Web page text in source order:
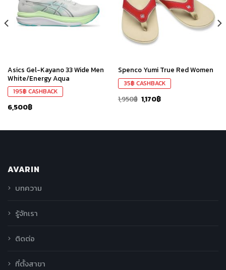
สินค้า
ที่ชอบ
Asics Gel-Kayano 33 Wide Men
White/Energy Aqua
195฿ CASHBACK
6,500฿
สินค้า
ที่ชอบ
Spenco Yumi True Red Women
35฿ CASHBACK
1,950฿ 1,170฿
AVARIN
บทความ
รู้จักเรา
ติดต่อ
ที่ตั้งสาขา